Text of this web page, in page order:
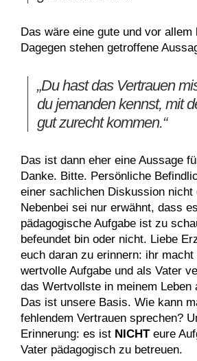
Das wäre eine gute und vor allem
Dagegen stehen getroffene
„Du hast das Vertrauen
du jemanden kennst, mit
gut zurecht kommen.“
Das ist dann eher eine Aussage
Danke. Bitte. Persönliche
einer sachlichen Diskussion nicht
Nebenbei sei nur erwähnt, dass
pädagogische Aufgabe ist zu
befeundet bin oder nicht. Liebe
euch daran zu erinnern: ihr macht
wertvolle Aufgabe und als Vater
das Wertvollste in meinem Leben
Das ist unsere Basis. Wie kann
fehlendem Vertrauen sprechen?
Erinnerung: es ist NICHTeure
Vater pädagogisch zu betreuen.